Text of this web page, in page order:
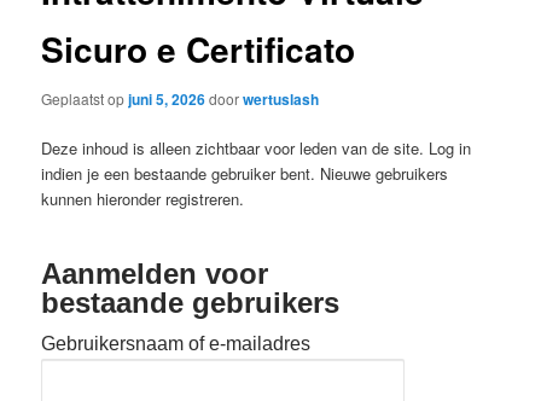
Sicuro e Certificato
Geplaatst opjuni 5, 2026doorwertuslash
Deze inhoud is alleen zichtbaar voor leden van de site. Log in
indien je een bestaande gebruiker bent. Nieuwe gebruikers
kunnen hieronder registreren.
Aanmelden voor
bestaande gebruikers
Gebruikersnaam of e-mailadres